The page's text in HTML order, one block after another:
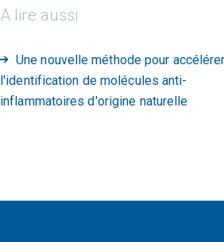
A lire aussi
Une nouvelle méthode pour accélérer
l'identification de molécules anti-
inflammatoires d'origine naturelle